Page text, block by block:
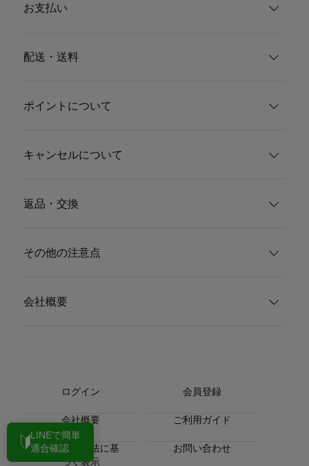
お支払い
配送・送料
ポイントについて
キャンセルについて
返品・交換
その他の注意点
会社概要
ログイン 会員登録
会社概要 ご利用ガイド
特定商取引法に基
づく表示
お問い合わせ
LINEで簡単
適合確認